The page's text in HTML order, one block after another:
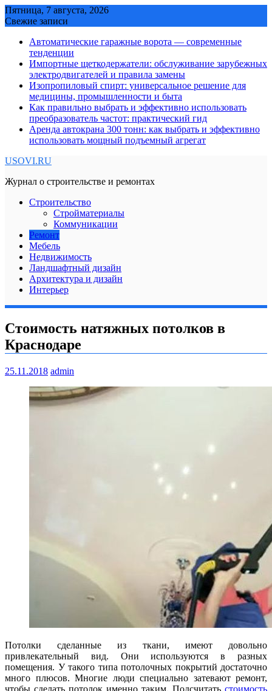
Skip
to
Пятница, 7 августа, 2026
Свежие записи
Автоматические гаражные ворота — современные
тенденции
Импортные щеткодержатели: обслуживание зарубежных
электродвигателей и правила замены
Изопропиловый спирт: универсальное решение для
медицины, промышленности и быта
Как правильно выбрать и эффективно использовать
преобразователь частот: практический гид
Аренда автокрана 300 тонн: как выбрать и эффективно
использовать мощный подъемный агрегат
USOVI.RU
Журнал о строительстве и ремонтах
Строительство
Стройматериалы
Коммуникации
Ремонт
Мебель
Недвижимость
Ландшафтный дизайн
Архитектура и дизайн
Интерьер
Стоимость натяжных потолков в
Краснодаре
25.11.2018 admin
Потолки сделанные из ткани, имеют довольно
привлекательный вид. Они используются в разных
помещения. У такого типа потолочных покрытий достаточно
много плюсов. Многие люди специально затевают ремонт,
чтобы сделать потолок именно таким. Подсчитать стоимость